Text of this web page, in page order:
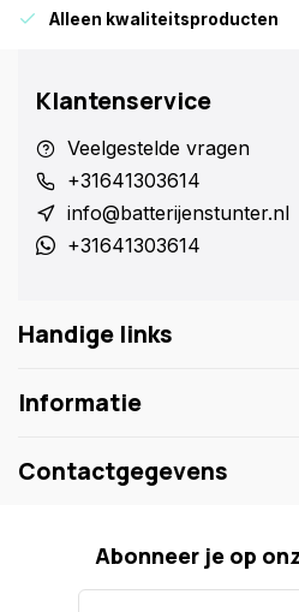
Alleen kwaliteitsproducten
Klantenservice
Veelgestelde vragen
+31641303614
info@batterijenstunter.nl
+31641303614
Handige links
Informatie
Contactgegevens
Abonneer je op